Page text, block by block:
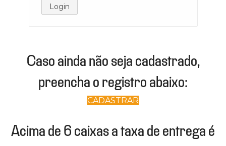
Login
Caso ainda não seja cadastrado,
preencha o registro abaixo:
CADASTRAR
Acima de 6 caixas a taxa de entrega é